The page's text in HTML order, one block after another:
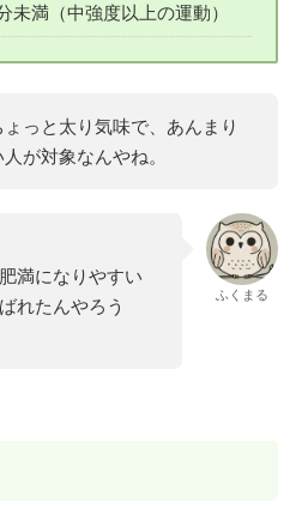
未満（中強度以上の運動）
っと太り気味で、あんまり
が対象なんやね。
満になりやすい
れたんやろう
ふくまる